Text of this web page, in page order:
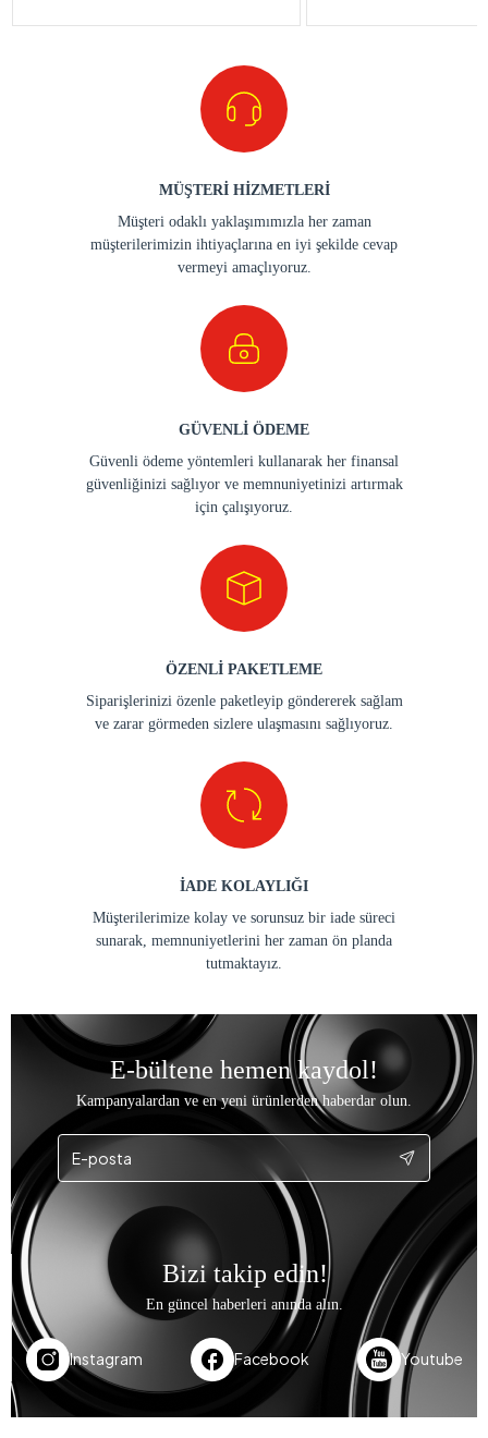
MÜŞTERİ HİZMETLERİ
Müşteri odaklı yaklaşımımızla her zaman
müşterilerimizin ihtiyaçlarına en iyi şekilde cevap
vermeyi amaçlıyoruz.
GÜVENLİ ÖDEME
Güvenli ödeme yöntemleri kullanarak her finansal
güvenliğinizi sağlıyor ve memnuniyetinizi artırmak
için çalışıyoruz.
ÖZENLİ PAKETLEME
Siparişlerinizi özenle paketleyip göndererek sağlam
ve zarar görmeden sizlere ulaşmasını sağlıyoruz.
İADE KOLAYLIĞI
Müşterilerimize kolay ve sorunsuz bir iade süreci
sunarak, memnuniyetlerini her zaman ön planda
tutmaktayız.
E-bültene hemen kaydol!
Kampanyalardan ve en yeni ürünlerden haberdar olun.
Bizi takip edin!
En güncel haberleri anında alın.
Instagram Facebook Youtube